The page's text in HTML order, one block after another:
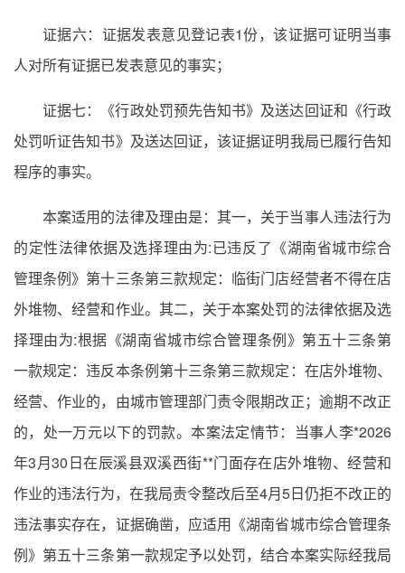
证据六：证据发表意见登记表1份，该证据可证明当事
人对所有证据已发表意见的事实；
证据七：《行政处罚预先告知书》及送达回证和《行政
处罚听证告知书》及送达回证，该证据证明我局已履行告知
程序的事实。
本案适用的法律及理由是：其一，关于当事人违法行为
的定性法律依据及选择理由为:已违反了《湖南省城市综合
管理条例》第十三条第三款规定：临街门店经营者不得在店
外堆物、经营和作业。其二，关于本案处罚的法律依据及选
择理由为:根据《湖南省城市综合管理条例》第五十三条第
一款规定：违反本条例第十三条第三款规定：在店外堆物、
经营、作业的，由城市管理部门责令限期改正；逾期不改正
的，处一万元以下的罚款。本案法定情节：当事人李*2026
年3月30日在辰溪县双溪西街**门面存在店外堆物、经营和
作业的违法行为，在我局责令整改后至4月5日仍拒不改正的
违法事实存在，证据确凿，应适用《湖南省城市综合管理条
例》第五十三条第一款规定予以处罚，结合本案实际经我局